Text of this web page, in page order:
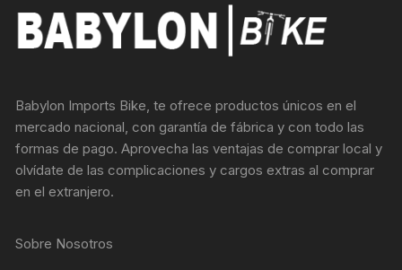
Babylon Imports Bike, te ofrece productos únicos en el
mercado nacional, con garantía de fábrica y con todo las
formas de pago. Aprovecha las ventajas de comprar local y
olvídate de las complicaciones y cargos extras al comprar
en el extranjero.
Sobre Nosotros